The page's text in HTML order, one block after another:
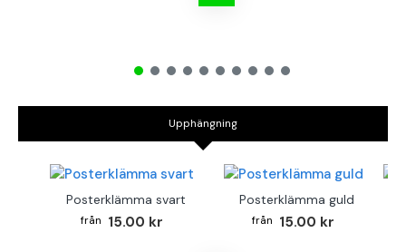
Upphängning
Posterklämma svart
15.00 kr
Posterklämma guld
15.00 kr